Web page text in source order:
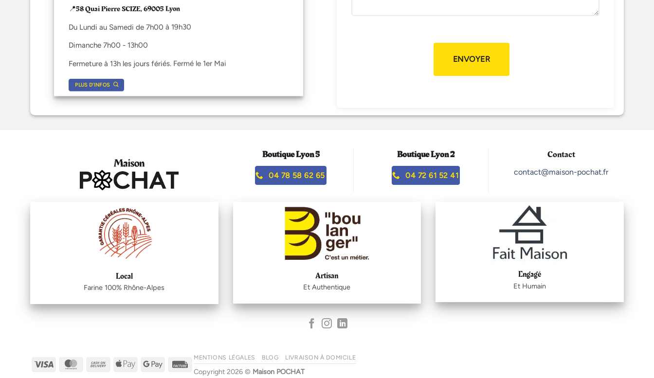
📍58 Quai Pierre SCIZE, 69005 Lyon
Du Lundi au Samedi de 7h00 à 19h30
Dimanche 7h00 - 13h00
Fermeture à 13h les jours fériés. Fermé le 1er Mai
PLUS D'INFOS
Boutique Lyon 5
04 78 58 62 65
Boutique Lyon 2
04 72 61 52 41
Contact
contact@maison-pochat.fr
Local
Farine 100% Rhône-Alpes
Artisan
Et Authentique
Engagé
Et Humain
Visa MasterCardCash
Apple
Google
Facture
MENTIONS LÉGALES BLOG LIVRAISON À DOMICILE
Copyright 2026 © Maison POCHAT